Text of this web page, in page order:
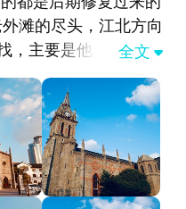
滩的尽头，江北方向
，主要是他真的很漂
。 #建筑风格#典型的
，通体都是铁红色间
钟楼、偏屋组成的整
主建筑教堂。 #历史#
庚子年（1900）被毁
，这座教堂也是命途
全文 